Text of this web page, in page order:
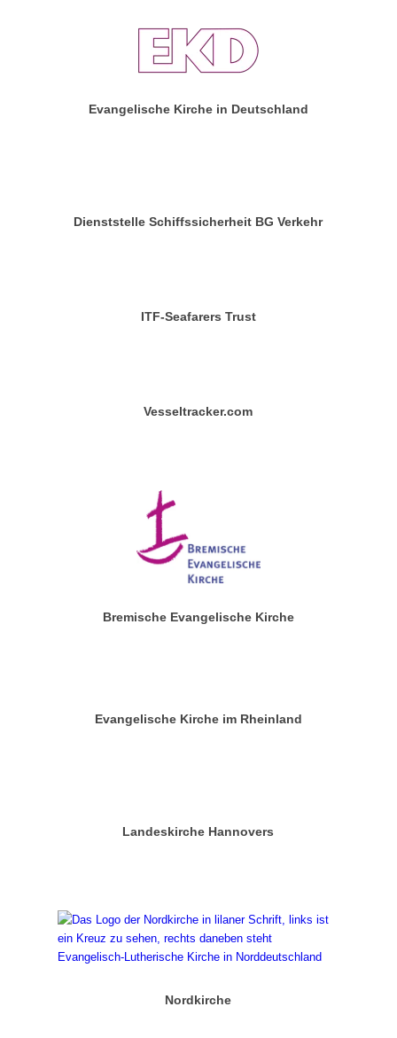
Evangelische Kirche in Deutschland
Dienststelle Schiffssicherheit BG Verkehr
ITF-Seafarers Trust
Vesseltracker.com
Bremische Evangelische Kirche
Evangelische Kirche im Rheinland
Landeskirche Hannovers
Nordkirche